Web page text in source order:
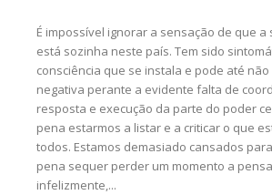
É impossível ignorar a sensação de que a
está sozinha neste país. Tem sido
consciência que se instala e pode até
negativa perante a evidente falta de
resposta e execução da parte do poder
pena estarmos a listar e a criticar o que
todos. Estamos demasiado cansados
pena sequer perder um momento a
infelizmente,...